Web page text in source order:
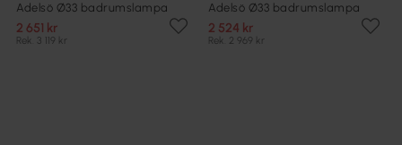
Adelsö Ø33 badrumslampa
2 651 kr
Rek. 3 119 kr
Adelsö Ø33 badrumslampa
2 524 kr
Rek. 2 969 kr